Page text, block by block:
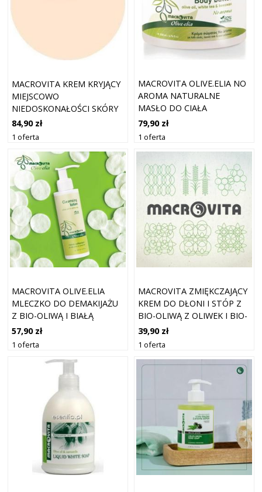
MACROVITA KREM KRYJĄCY
MIEJSCOWO
NIEDOSKONAŁOŚCI SKÓRY
Z BIO-OLIWĄ I PROPOLISEM
(LEKKO BARWIONY) 50ML
84,90 zł
1 oferta
MACROVITA OLIVE.ELIA NO
AROMA NATURALNE
MASŁO DO CIAŁA
BEZZAPACHOWE Z BIO-
OLIWA, BIAŁĄ HERBATĄ I
79,90 zł
1 oferta
MACROVITA OLIVE.ELIA
MLECZKO DO DEMAKIJAŻU
Z BIO-OLIWĄ I BIAŁĄ
HERBATĄ 200ML
57,90 zł
1 oferta
MACROVITA ZMIĘKCZAJĄCY
KREM DO DŁONI I STÓP Z
BIO-OLIWĄ Z OLIWEK I BIO-
OLEJKIEM MIGDAŁOWYM
100 ML
39,90 zł
1 oferta